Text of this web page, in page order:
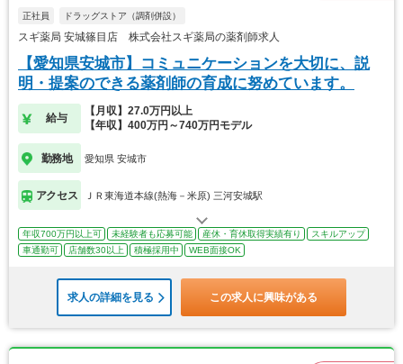
正社員 ドラッグストア（調剤併設）
スギ薬局 安城篠目店 株式会社スギ薬局の薬剤師求人
【愛知県安城市】コミュニケーションを大切に、説
明・提案のできる薬剤師の育成に努めています。
給与
【月収】27.0万円以上
【年収】400万円～740万円モデル
勤務地 愛知県 安城市
アクセス ＪＲ東海道本線(熱海－米原) 三河安城駅
年収700万円以上可 未経験者も応募可能 産休・育休取得実績有り
スキルアップ
車通勤可
店舗数30以上 積極採用中 WEB面接OK
求人の詳細を見る この求人に興味がある